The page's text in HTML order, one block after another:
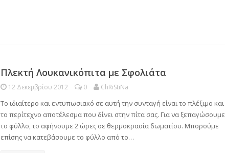
Πλεκτή Λουκανικόπιτα με Σφολιάτα
12 Δεκεμβρίου 2012 0 ChRiStiNa
Το ιδιαίτερο και εντυπωσιακό σε αυτή την συνταγή είναι το πλέξιμο και
το περίτεχνο αποτέλεσμα που δίνει στην πίτα σας. Για να ξεπαγώσουμε
το φύλλο, το αφήνουμε 2 ώρες σε θερμοκρασία δωματίου. Μπορούμε
επίσης να κατεβάσουμε το φύλλο από το…